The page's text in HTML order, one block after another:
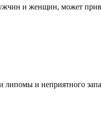
и женщин, может
и неприятного